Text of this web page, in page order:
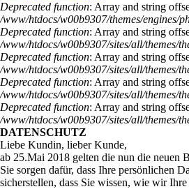
Fehlermeldung
Deprecated function: Array and string
/www/htdocs/w00b9307/themes/engines/
Deprecated function: Array and string
/www/htdocs/w00b9307/sites/all/themes/
Deprecated function: Array and string
/www/htdocs/w00b9307/sites/all/themes/
Deprecated function: Array and string
/www/htdocs/w00b9307/sites/all/themes/
Deprecated function: Array and string
/www/htdocs/w00b9307/sites/all/themes/
DATENSCHUTZ
Liebe Kundin, lieber Kunde,
ab 25.Mai 2018 gelten die nun die
Sie sorgen dafür, dass Ihre persönlichen
sicherstellen, dass Sie wissen, wie wir